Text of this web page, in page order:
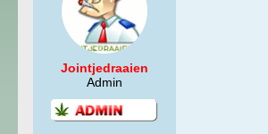
Jointjedraaien
Admin